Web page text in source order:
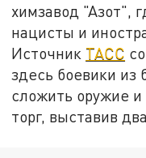
химзавод "Азот",
нацисты и
Источник ТАСС
здесь боевики из
сложить оружие
торг, выставив